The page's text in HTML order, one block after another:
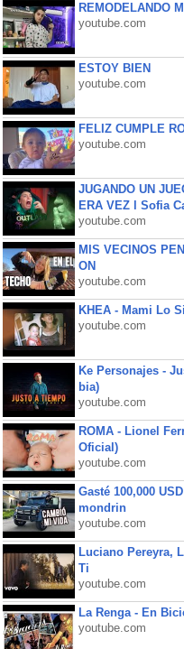
REMODELANDO
youtube.com
ESTOY BIEN
youtube.com
FELIZ CUMPLE
youtube.com
JUGANDO UN
ERA VEZ l Sofia
youtube.com
MIS VECINOS
ON
youtube.com
KHEA - Mami Lo
youtube.com
Ke Personajes -
bia)
youtube.com
ROMA - Lionel
Oficial)
youtube.com
Gasté 100,000
mondrin
youtube.com
Luciano Pereyra,
Ti
youtube.com
La Renga - En
youtube.com